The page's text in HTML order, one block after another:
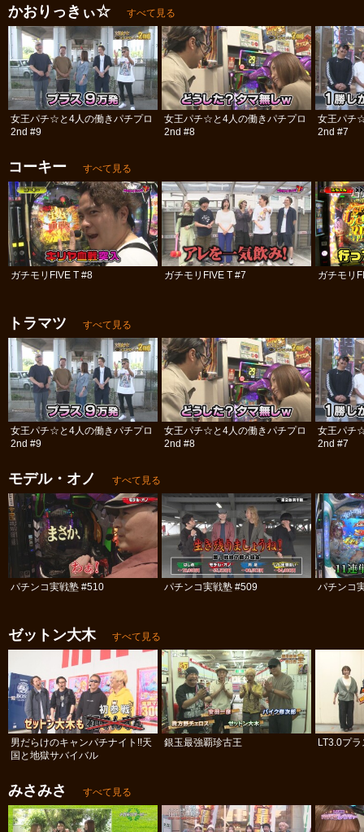
かおりっきぃ☆ すべて見る
女王パチ☆と4人の働きパチプロ
2nd #9
女王パチ☆と4人の働きパチプロ
2nd #8
女王パチ
2nd #7
コーキー すべて見る
ガチモリFIVE T #8 ガチモリFIVE T #7 ガチモリ
トラマツ すべて見る
女王パチ☆と4人の働きパチプロ
2nd #9
女王パチ☆と4人の働きパチプロ
2nd #8
女王パチ
2nd #7
モデル・オノ すべて見る
パチンコ実戦塾 #510 パチンコ実戦塾 #509 パチンコ
ゼットン大木 すべて見る
男だらけのキャンパチナイト!!天
国と地獄サバイバル
銀玉最強覇珍古王 LT3.0プ
みさみさ すべて見る